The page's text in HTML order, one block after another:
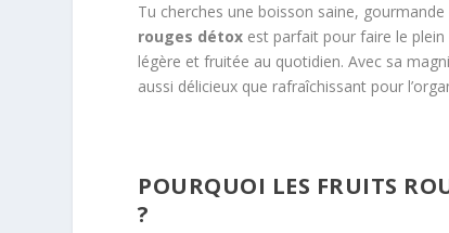
Tu cherches une boisson saine,
rouges détox est parfait pour faire le
légère et fruitée au quotidien. Avec sa
aussi délicieux que rafraîchissant pour
POURQUOI LES FRUITS
?